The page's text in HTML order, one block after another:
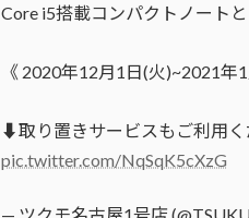
Core i5搭載コンパクトノート
《 2020年12月1日(火)~2021年
⬇️取り置きサービスもご利用く
pic.twitter.com/NqSqK5cXzG